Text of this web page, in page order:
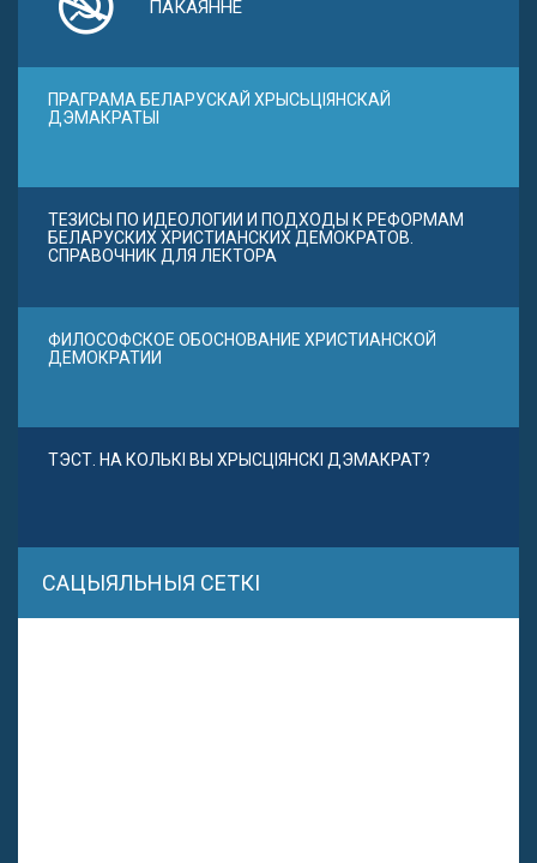
ПАКАЯННЕ
ПРАГРАМА БЕЛАРУСКАЙ ХРЫСЬЦІЯНСКАЙ
ДЭМАКРАТЫІ
ТЕЗИСЫ ПО ИДЕОЛОГИИ И ПОДХОДЫ К РЕФОРМАМ
БЕЛАРУСКИХ ХРИСТИАНСКИХ ДЕМОКРАТОВ.
СПРАВОЧНИК ДЛЯ ЛЕКТОРА
ФИЛОСОФСКОЕ ОБОСНОВАНИЕ ХРИСТИАНСКОЙ
ДЕМОКРАТИИ
ТЭСТ. НА КОЛЬКІ ВЫ ХРЫСЦІЯНСКІ ДЭМАКРАТ?
САЦЫЯЛЬНЫЯ СЕТКІ